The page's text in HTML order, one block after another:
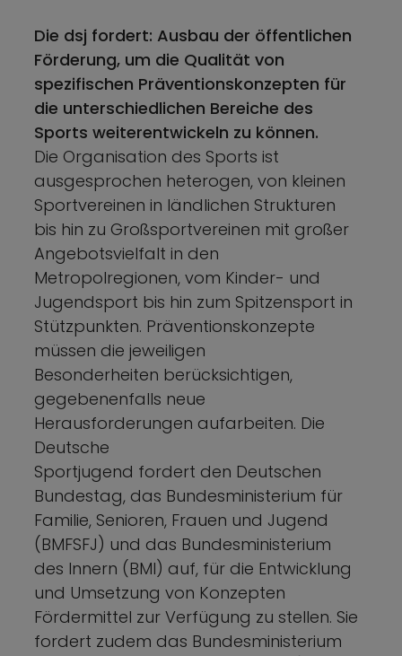
Die dsj fordert: Ausbau der öffentlichen
Förderung, um die Qualität von
spezifischen Präventionskonzepten für
die unterschiedlichen Bereiche des
Sports weiterentwickeln zu können.
Die Organisation des Sports ist
ausgesprochen heterogen, von kleinen
Sportvereinen in ländlichen Strukturen
bis hin zu Großsportvereinen mit großer
Angebotsvielfalt in den
Metropolregionen, vom Kinder- und
Jugendsport bis hin zum Spitzensport in
Stützpunkten. Präventionskonzepte
müssen die jeweiligen
Besonderheiten berücksichtigen,
gegebenenfalls neue
Herausforderungen aufarbeiten. Die
Deutsche
Sportjugend fordert den Deutschen
Bundestag, das Bundesministerium für
Familie, Senioren, Frauen und Jugend
(BMFSFJ) und das Bundesministerium
des Innern (BMI) auf, für die Entwicklung
und Umsetzung von Konzepten
Fördermittel zur Verfügung zu stellen. Sie
fordert zudem das Bundesministerium